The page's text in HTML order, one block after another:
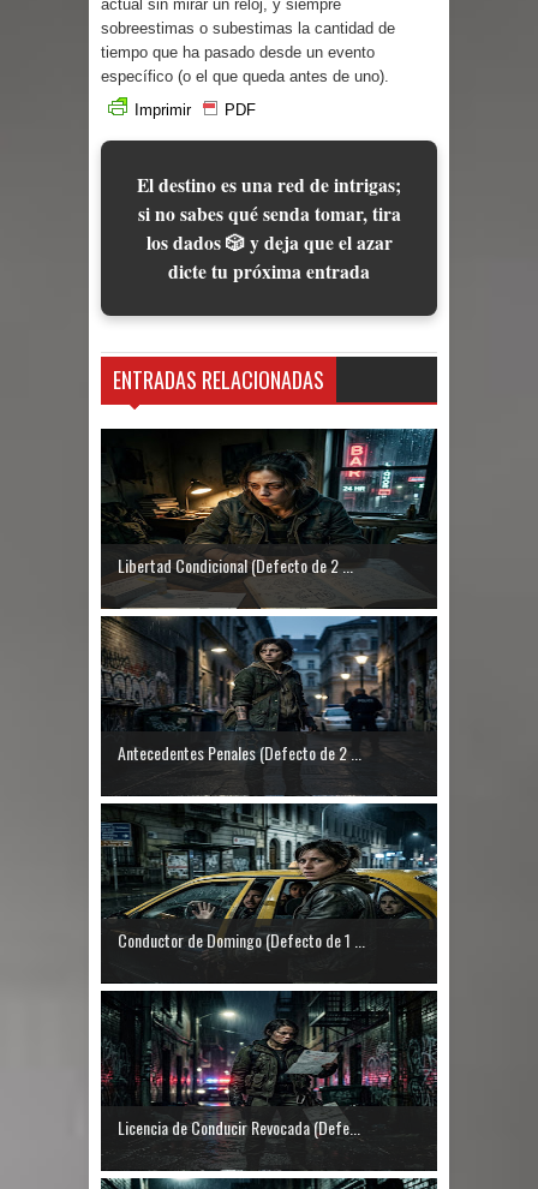
actual sin mirar un reloj, y siempre
sobreestimas o subestimas la cantidad de
tiempo que ha pasado desde un evento
específico (o el que queda antes de uno).
Imprimir
PDF
El destino es una red de intrigas;
si no sabes qué senda tomar, tira
los dados 🎲 y deja que el azar
dicte tu próxima entrada
ENTRADAS RELACIONADAS
Libertad Condicional (Defecto de 2 ...
Antecedentes Penales (Defecto de 2 ...
Conductor de Domingo (Defecto de 1 ...
Licencia de Conducir Revocada (Defe...